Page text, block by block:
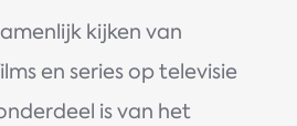
kijken van
en series op televisie
is van het